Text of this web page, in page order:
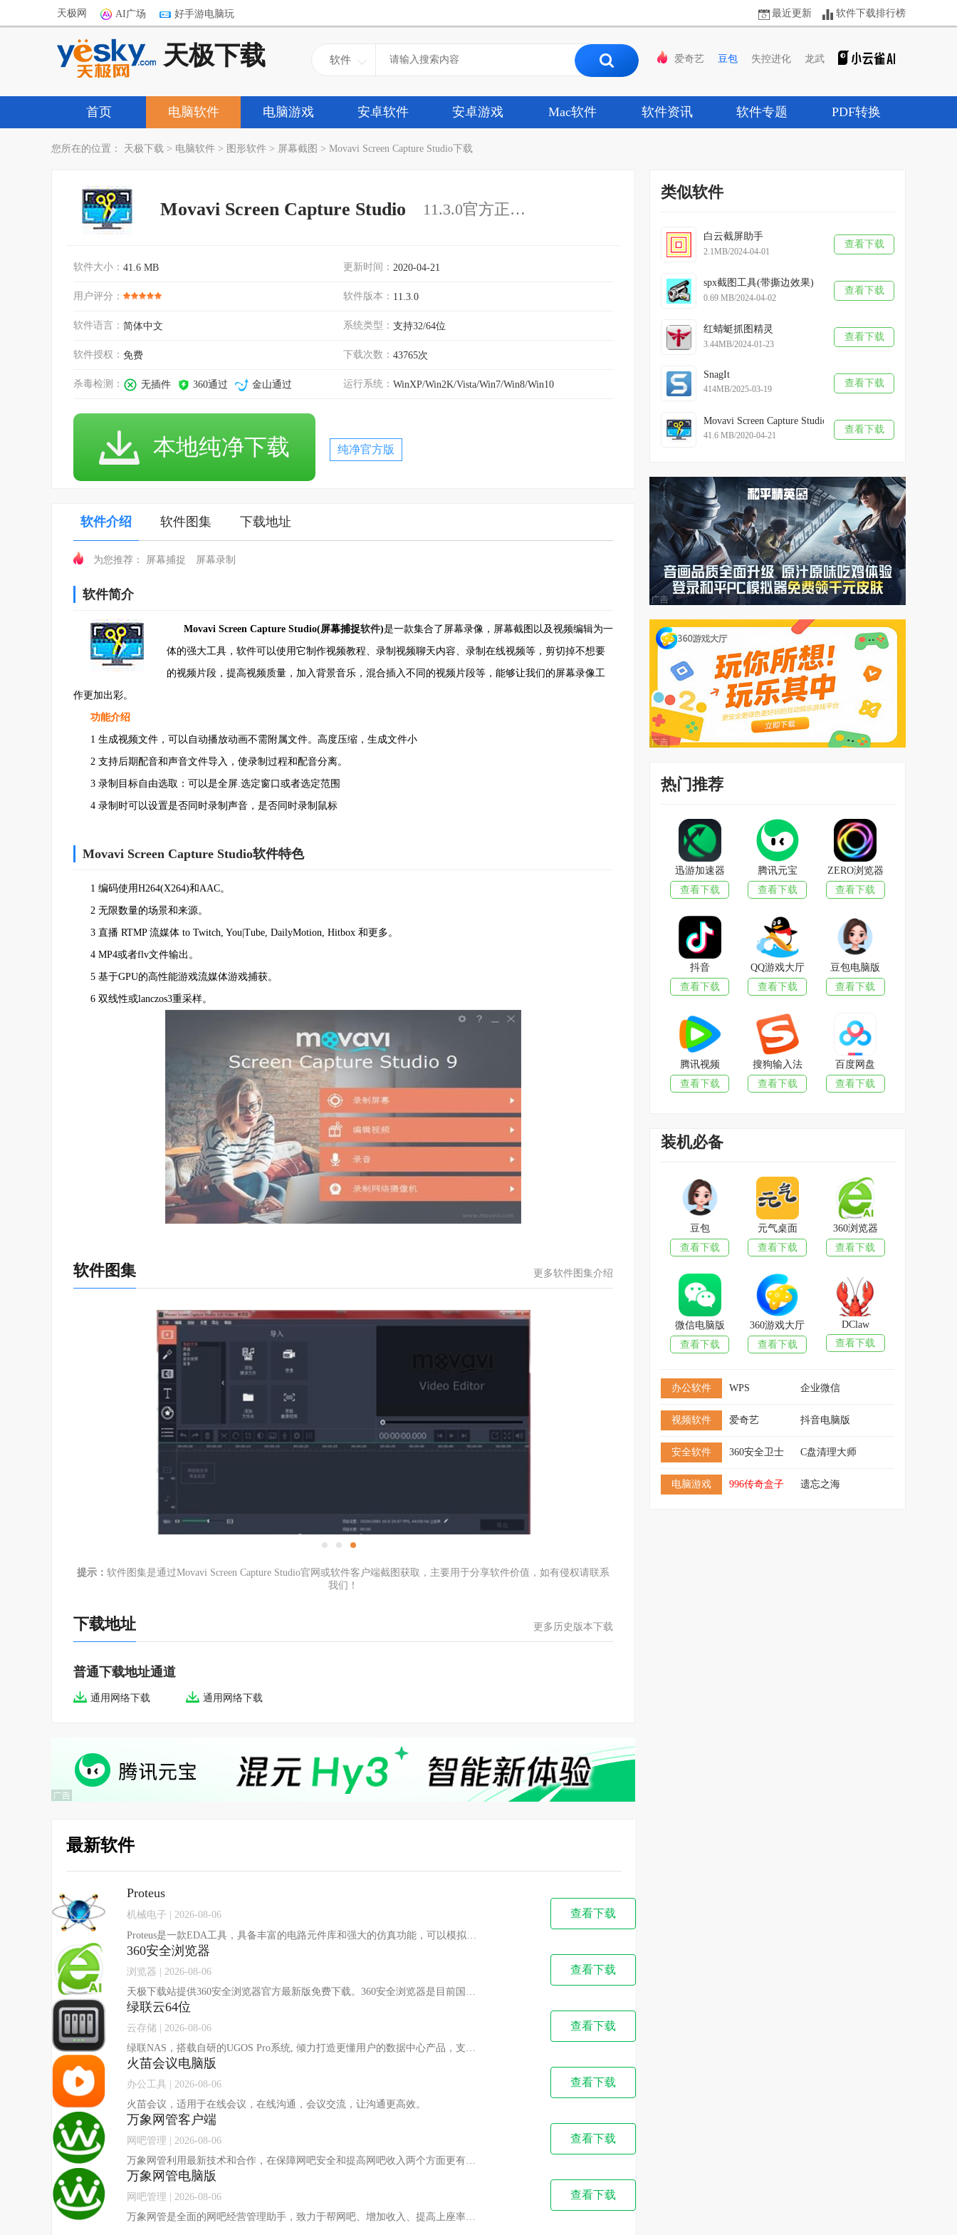
天极网 AI广场 好手游电脑玩 最近更新 软件下载排行榜
天极下载 软件 爱奇艺 豆包 失控进化 龙武
首页 电脑软件 电脑游戏 安卓软件 安卓游戏 Mac软件 软件资讯 软件专题 PDF转换
您所在的位置： 天极下载 > 电脑软件 > 图形软件 > 屏幕截图 > Movavi Screen Capture Studio下载
Movavi Screen Capture Studio 11.3.0官方正式版
软件大小： 41.6 MB 更新时间： 2020-04-21
用户评分： 软件版本： 11.3.0
软件语言： 简体中文 系统类型： 支持32/64位
软件授权： 免费 下载次数： 43765次
杀毒检测： 无插件 360通过 金山通过 运行系统： WinXP/Win2K/Vista/Win7/Win8/Win10
本地纯净下载 纯净官方版
软件介绍 软件图集 下载地址
为您推荐： 屏幕捕捉 屏幕录制
软件简介
Movavi Screen Capture Studio(屏幕捕捉软件)是一款集合了屏幕录像，屏幕截图以及视频编辑为一
体的强大工具，软件可以使用它制作视频教程、录制视频聊天内容、录制在线视频等，剪切掉不想要
的视频片段，提高视频质量，加入背景音乐，混合插入不同的视频片段等，能够让我们的屏幕录像工
作更加出彩。
功能介绍
1 生成视频文件，可以自动播放动画不需附属文件。高度压缩，生成文件小
2 支持后期配音和声音文件导入，使录制过程和配音分离。
3 录制目标自由选取：可以是全屏.选定窗口或者选定范围
4 录制时可以设置是否同时录制声音，是否同时录制鼠标
Movavi Screen Capture Studio软件特色
1 编码使用H264(X264)和AAC。
2 无限数量的场景和来源。
3 直播 RTMP 流媒体 to Twitch, You|Tube, DailyMotion, Hitbox 和更多。
4 MP4或者flv文件输出。
5 基于GPU的高性能游戏流媒体游戏捕获。
6 双线性或lanczos3重采样。
软件图集 更多软件图集介绍
提示： 软件图集是通过Movavi Screen Capture Studio官网或软件客户端截图获取，主要用于分享软件价值，如有侵权请联系
我们！
下载地址 更多历史版本下载
普通下载地址通道
通用网络下载 通用网络下载
最新软件
Proteus
机械电子 | 2026-08-06
查看下载
360安全浏览器
浏览器 | 2026-08-06
查看下载
绿联云64位
云存储 | 2026-08-06
查看下载
火苗会议电脑版
办公工具 | 2026-08-06
火苗会议，适用于在线会议，在线沟通，会议交流，让沟通更高效。
查看下载
万象网管客户端
网吧管理 | 2026-08-06
查看下载
万象网管电脑版
网吧管理 | 2026-08-06
查看下载
类似软件
白云截屏助手
2.1MB/2024-04-01
查看下载
spx截图工具(带撕边效果)
0.69 MB/2024-04-02
查看下载
红蜻蜓抓图精灵
3.44MB/2024-01-23
查看下载
SnagIt
414MB/2025-03-19
查看下载
Movavi Screen Capture Studio
41.6 MB/2020-04-21
查看下载
热门推荐
迅游加速器
查看下载
腾讯元宝
查看下载
ZERO浏览器
查看下载
抖音
查看下载
QQ游戏大厅
查看下载
豆包电脑版
查看下载
腾讯视频
查看下载
搜狗输入法
查看下载
百度网盘
查看下载
装机必备
豆包
查看下载
元气桌面
查看下载
360浏览器
查看下载
微信电脑版
查看下载
360游戏大厅
查看下载
DClaw
查看下载
办公软件 WPS 企业微信
视频软件 爱奇艺 抖音电脑版
安全软件 360安全卫士 C盘清理大师
电脑游戏 996传奇盒子 遗忘之海